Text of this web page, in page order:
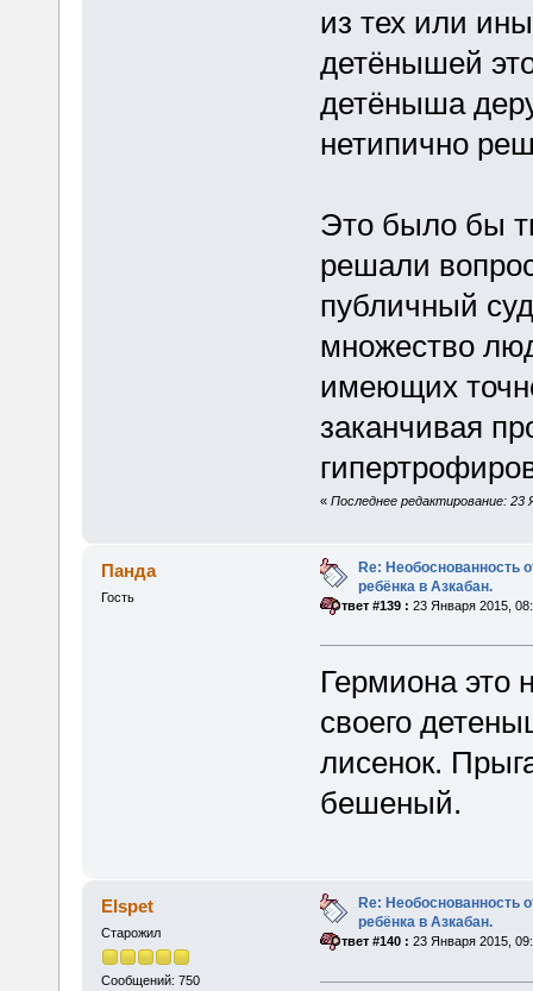
из тех или
детёнышей
детёныша
нетипично
Это было бы
решали
публичный
множество
имеющих
заканчивая
« Последнее редактирование: 23
Панда
Гость
Re: Необоснованность
ребёнка в Азкабан.
«Ответ #139 : 23 Января 2015,
Гермиона это
своего
лисенок.
бешеный.
Elspet
Старожил
Сообщений: 750
Re: Необоснованность
ребёнка в Азкабан.
«Ответ #140 : 23 Января 2015,